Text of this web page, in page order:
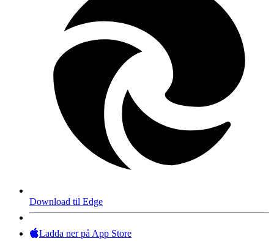
Download til Edge
Ladda ner på App Store